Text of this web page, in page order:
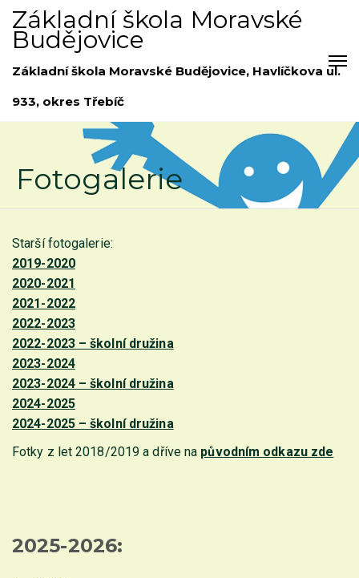
Základní škola Moravské
Budějovice
Základní škola Moravské Budějovice, Havlíčkova ul.
933, okres Třebíč
Fotogalerie
Starší fotogalerie:
2019-2020
2020-2021
2021-2022
2022-2023
2022-2023 – školní družina
2023-2024
2023-2024 – školní družina
2024-2025
2024-2025 – školní družina
Fotky z let 2018/2019 a dříve na původním odkazu zde
2025-2026: